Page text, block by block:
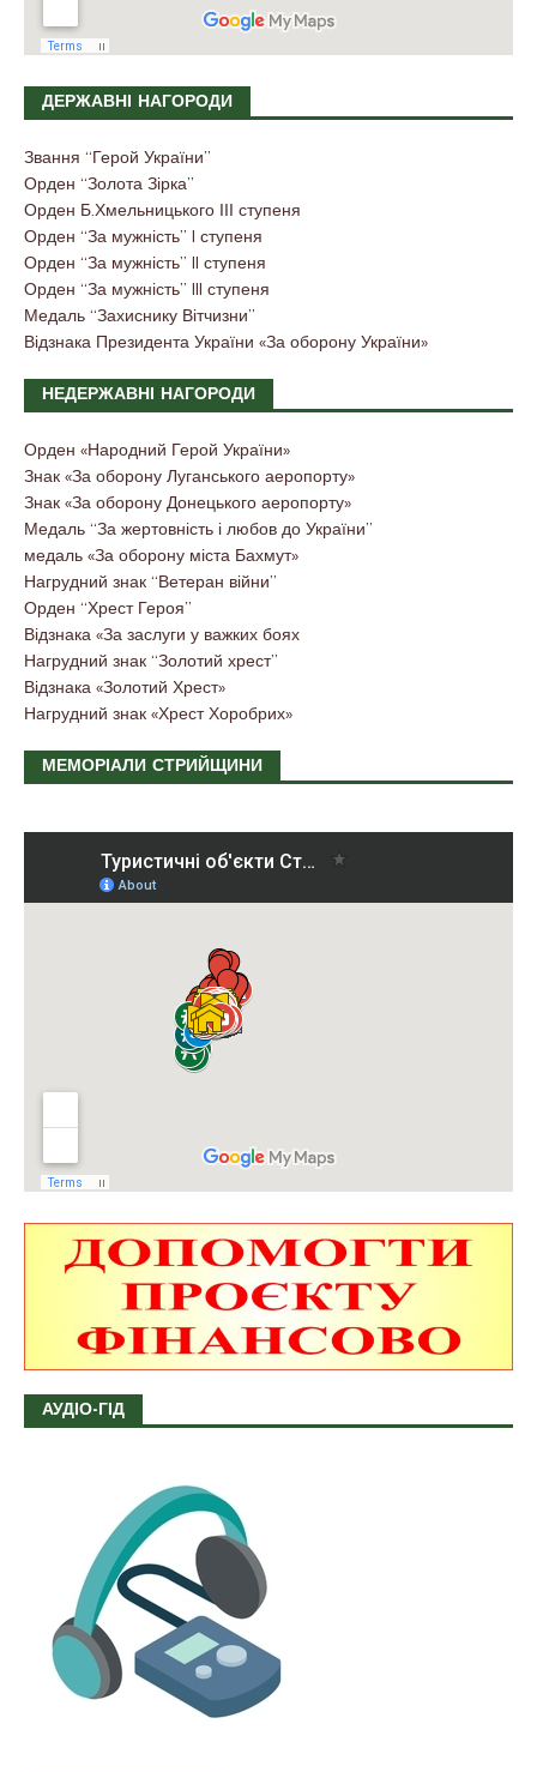
ДЕРЖАВНІ НАГОРОДИ
Звання “Герой України”
Орден “Золота Зірка”
Орден Б.Хмельницького ІІІ ступеня
Орден “За мужність” I ступеня
Орден “За мужність” II ступеня
Орден “За мужність” III ступеня
Медаль “Захиснику Вітчизни”
Відзнака Президента України «За оборону України»
НЕДЕРЖАВНІ НАГОРОДИ
Орден «Народний Герой України»
Знак «За оборону Луганського аеропорту»
Знак «За оборону Донецького аеропорту»
Медаль “За жертовність і любов до України”
медаль «За оборону міста Бахмут»
Нагрудний знак “Ветеран війни”
Орден “Хрест Героя”
Відзнака «За заслуги у важких боях
Нагрудний знак “Золотий хрест”
Відзнака «Золотий Хрест»
Нагрудний знак «Хрест Хоробрих»
МЕМОРІАЛИ СТРИЙЩИНИ
АУДІО-ГІД